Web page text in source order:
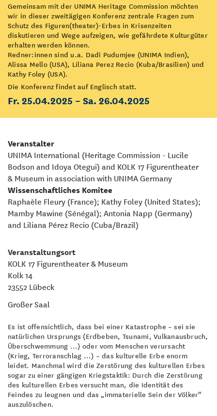
Gemeinsam mit der UNIMA Heritage Commission möchten
wir in dieser zweitägigen Konferenz zentrale Fragen zum
Schutz des Figuren(theater)-Erbes in Krisenzeiten
diskutieren und Wege aufzeigen, wie gefährdete Kulturgüter
erhalten werden können.
Redner:innen sind u.a. Dadi Pudumjee (UNIMA Indien),
Alissa Mello (USA), Liliana Perez Recio (Kuba/Brasilien) und
Kathy Foley (USA).
Die Konferenz findet auf Englisch statt.
Fr. 25.04.2025 – Sa. 26.04.2025
Es ist offensichtlich, dass bei einer Katastrophe – sei sie
natürlichen Ursprungs (Erdbeben, Tsunami, Vulkanausbruch,
Überschwemmung ...) oder vom Menschen verursacht
(Krieg, Terroranschlag ...) – das kulturelle Erbe enorm
leidet. Manchmal wird die Zerstörung des kulturellen Erbes
sogar zu einer gängigen Kriegstaktik: Durch die Zerstörung
des kulturellen Erbes versucht man, die Identität des
Feindes zu leugnen und das „immaterielle Sein der Völker“
auszulöschen.
Veranstalter
UNIMA International (Heritage Commission - Lucile
Bodson and Idoya Otegui) and KOLK 17 Figurentheater
& Museum in association with UNIMA Germany
Wissenschaftliches Komitee
Raphaèle Fleury (France); Kathy Foley (United States);
Mamby Mawine (Sénégal); Antonia Napp (Germany)
and Liliana Pérez Recio (Cuba/Brazil)
Veranstaltungsort
KOLK 17 Figurentheater & Museum
Kolk 14
23552 Lübeck
Großer Saal